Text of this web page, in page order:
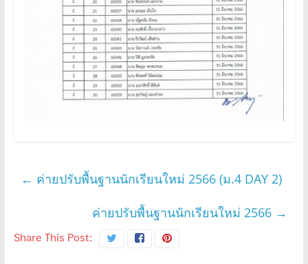
← ค่ายปรับพื้นฐานนักเรียนใหม่ 2566 (ม.4 DAY 2)
ค่ายปรับพื้นฐานนักเรียนใหม่ 2566 →
Share This Post: